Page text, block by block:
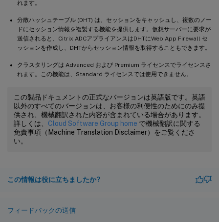
れます。
分散ハッシュテーブル (DHT) は、セッションをキャッシュし、複数のノー
ドにセッション情報を複製する機能を提供します。仮想サーバーに要求が
送信されると、Citrix ADCアプライアンスはDHTにWeb App Firewall セ
ッションを作成し、DHTからセッション情報を取得することもできます。
クラスタリングは Advanced および Premium ライセンスでライセンスさ
れます。この機能は、Standard ライセンスでは使用できません。
この製品ドキュメントの正式なバージョンは英語版です。英語
以外のすべてのバージョンは、お客様の利便性のためにのみ提
供され、機械翻訳された内容が含まれている場合があります。
詳しくは、 Cloud Software Group home で機械翻訳に関する
免責事項（Machine Translation Disclaimer）をご覧くださ
い。
この情報は役に立ちましたか?
フィードバックの送信